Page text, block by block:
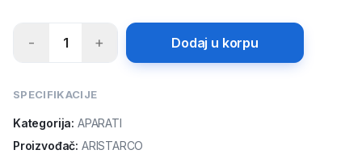
- 1 + Dodaj u korpu
SPECIFIKACIJE
Kategorija: APARATI
Proizvođač: ARISTARCO